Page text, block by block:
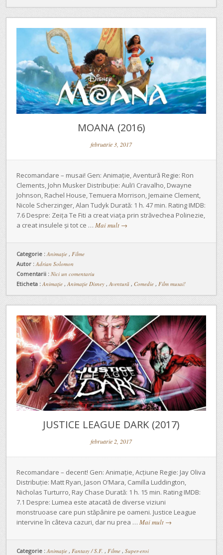
MOANA (2016)
februarie 3, 2017
Recomandare – musai! Gen: Animație, Aventură Regie: Ron
Clements, John Musker Distribuție: Auli’i Cravalho, Dwayne
Johnson, Rachel House, Temuera Morrison, Jemaine Clement,
Nicole Scherzinger, Alan Tudyk Durată: 1 h. 47 min. Rating IMDB:
7.6 Despre: Zeița Te Fiti a creat viața prin străvechea Polinezie,
a creat insulele și tot ce … Mai mult →
Categorie : Animaţie , Filme
Autor : Adrian Solomon
Comentarii : Nici un comentariu
Eticheta : Animație , Animație Disney , Aventură , Comedie , Film musai!
JUSTICE LEAGUE DARK (2017)
februarie 2, 2017
Recomandare – decent! Gen: Animație, Acțiune Regie: Jay Oliva
Distribuție: Matt Ryan, Jason O’Mara, Camilla Luddington,
Nicholas Turturro, Ray Chase Durată: 1 h. 15 min. Rating IMDB:
7.1 Despre: Lumea este atacată de diverse viziuni
monstruoase care pun stăpânire pe oameni. Justice League
intervine în câteva cazuri, dar nu prea … Mai mult →
Categorie : Animaţie , Fantasy / S.F. , Filme , Super-eroi